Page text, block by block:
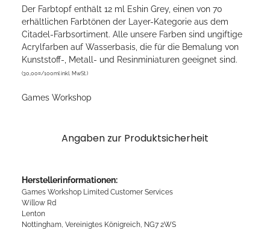
Der Farbtopf enthält 12 ml Eshin Grey, einen von 70
erhältlichen Farbtönen der Layer-Kategorie aus dem
Citadel-Farbsortiment. Alle unsere Farben sind ungiftige
Acrylfarben auf Wasserbasis, die für die Bemalung von
Kunststoff-, Metall- und Resinminiaturen geeignet sind.
(30,00¤/100ml inkl. MwSt.)
Games Workshop
Angaben zur Produktsicherheit
Herstellerinformationen:
Games Workshop Limited Customer Services
Willow Rd
Lenton
Nottingham, Vereinigtes Königreich, NG7 2WS